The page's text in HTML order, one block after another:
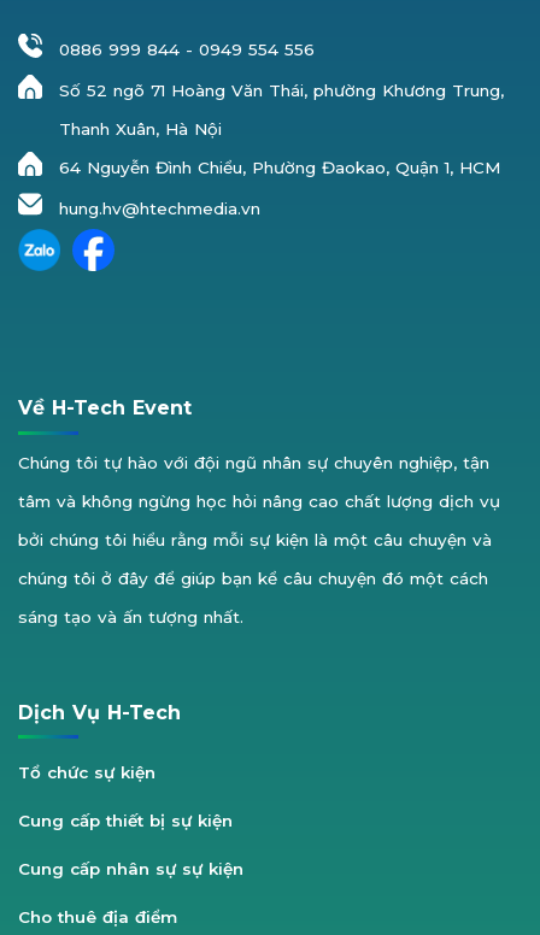
0886 999 844- 0949 554 556
Số 52 ngõ 71 Hoàng Văn Thái, phường Khương Trung,
Thanh Xuân, Hà Nội
64 Nguyễn Đình Chiểu, Phường Đaokao, Quận 1, HCM
hung.hv@htechmedia.vn
Về H-Tech Event
Chúng tôi tự hào với đội ngũ nhân sự chuyên nghiệp, tận
tâm và không ngừng học hỏi nâng cao chất lượng dịch vụ
bởi chúng tôi hiểu rằng mỗi sự kiện là một câu chuyện và
chúng tôi ở đây để giúp bạn kể câu chuyện đó một cách
sáng tạo và ấn tượng nhất.
Dịch Vụ H-Tech
Tổ chức sự kiện
Cung cấp thiết bị sự kiện
Cung cấp nhân sự sự kiện
Cho thuê địa điểm